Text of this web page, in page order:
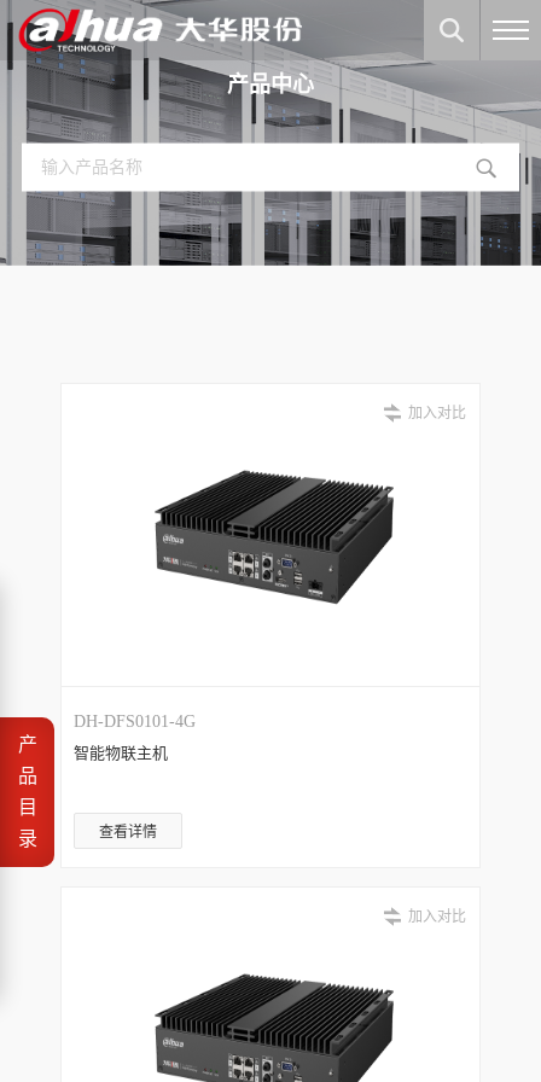
产品中心
产
品
目
录
加入对比
DH-DFS0101-4G
智能物联主机
查看详情
加入对比